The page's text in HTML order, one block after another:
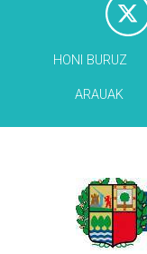
HONI BURUZ
ARAUAK